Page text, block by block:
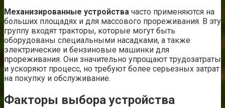
Механизированные устройства часто применяются на
больших площадях и для массового прореживания. В эту
группу входят тракторы, которые могут быть
оборудованы специальными насадками, а также
электрические и бензиновые машинки для
прореживания. Они значительно упрощают трудозатраты
и ускоряют процесс, но требуют более серьезных затрат
на покупку и обслуживание.
Факторы выбора устройства